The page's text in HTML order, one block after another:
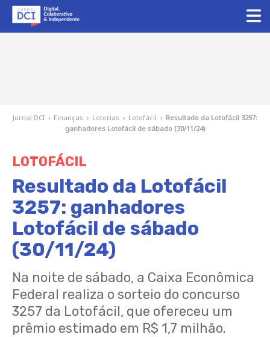
Jornal DCI › Finanças › Loterias › Lotofácil › Resultado da Lotofácil 3257:
ganhadores Lotofácil de sábado (30/11/24)
LOTOFÁCIL
Resultado da Lotofácil
3257: ganhadores
Lotofácil de sábado
(30/11/24)
Na noite de sábado, a Caixa Econômica
Federal realiza o sorteio do concurso
3257 da Lotofácil, que ofereceu um
prêmio estimado em R$ 1,7 milhão.